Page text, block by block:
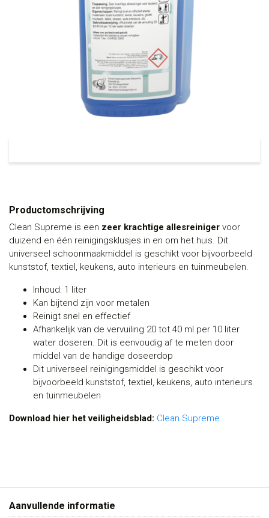
Productomschrijving
Clean Supreme is een zeer krachtige allesreiniger voor
duizend en één reinigingsklusjes in en om het huis. Dit
universeel schoonmaakmiddel is geschikt voor bijvoorbeeld
kunststof, textiel, keukens, auto interieurs en tuinmeubelen.
Inhoud: 1 liter
Kan bijtend zijn voor metalen
Reinigt snel en effectief
Afhankelijk van de vervuiling 20 tot 40 ml per 10 liter
water doseren. Dit is eenvoudig af te meten door
middel van de handige doseerdop
Dit universeel reinigingsmiddel is geschikt voor
bijvoorbeeld kunststof, textiel, keukens, auto interieurs
en tuinmeubelen
Download hier het veiligheidsblad: Clean Supreme
Aanvullende informatie